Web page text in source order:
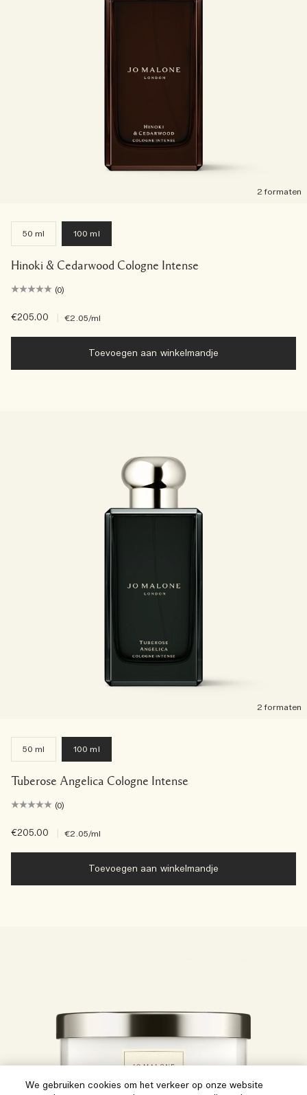
2 formaten
50 ml 100 ml
Hinoki & Cedarwood Cologne Intense
(0)
€205.00 €2.05/ml
Toevoegen aan winkelmandje
2 formaten
50 ml 100 ml
Tuberose Angelica Cologne Intense
(0)
€205.00 €2.05/ml
Toevoegen aan winkelmandje
We gebruiken cookies om het verkeer op onze website